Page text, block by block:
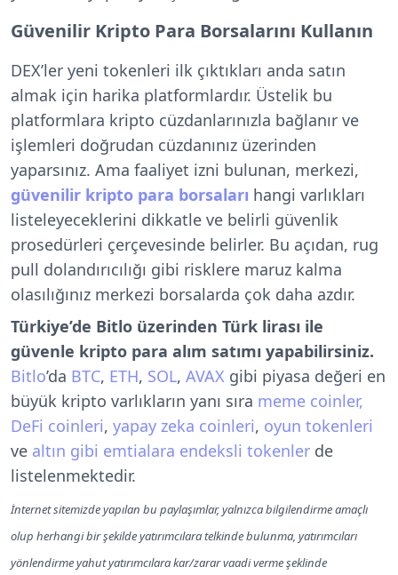
Güvenilir Kripto Para Borsalarını Kullanın
DEX’ler yeni tokenleri ilk çıktıkları anda satın
almak için harika platformlardır. Üstelik bu
platformlara kripto cüzdanlarınızla bağlanır ve
işlemleri doğrudan cüzdanınız üzerinden
yaparsınız. Ama faaliyet izni bulunan, merkezi,
güvenilir kripto para borsaları hangi varlıkları
listeleyeceklerini dikkatle ve belirli güvenlik
prosedürleri çerçevesinde belirler. Bu açıdan, rug
pull dolandırıcılığı gibi risklere maruz kalma
olasılığınız merkezi borsalarda çok daha azdır.
Türkiye’de Bitlo üzerinden Türk lirası ile
güvenle kripto para alım satımı yapabilirsiniz.
Bitlo’da BTC, ETH, SOL, AVAX gibi piyasa değeri en
büyük kripto varlıkların yanı sıra meme coinler,
DeFi coinleri, yapay zeka coinleri, oyun tokenleri
ve altın gibi emtialara endeksli tokenler de
listelenmektedir.
İnternet sitemizde yapılan bu paylaşımlar, yalnızca bilgilendirme amaçlı
olup herhangi bir şekilde yatırımcılara telkinde bulunma, yatırımcıları
yönlendirme yahut yatırımcılara kar/zarar vaadi verme şeklinde